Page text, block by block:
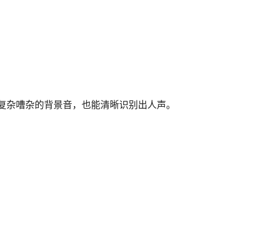
嘈杂的背景音，也能清晰识别出人声。